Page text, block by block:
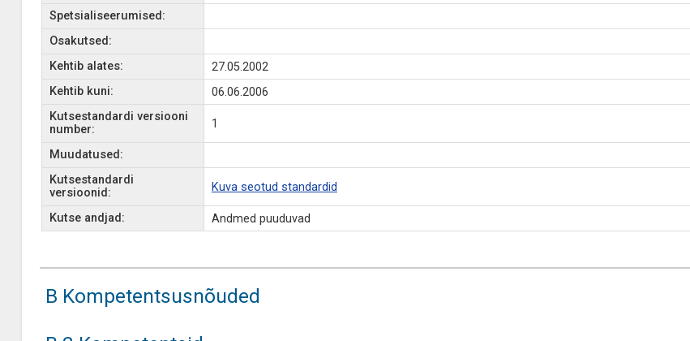
Spetsialiseerumised:
Osakutsed:
Kehtib alates:
27.05.2002
Kehtib kuni:
06.06.2006
Kutsestandardi versiooni
number:
1
Muudatused:
Kutsestandardi
versioonid:
Kuva seotud standardid
Kutse andjad: Andmed puuduvad
B Kompetentsusnõuded